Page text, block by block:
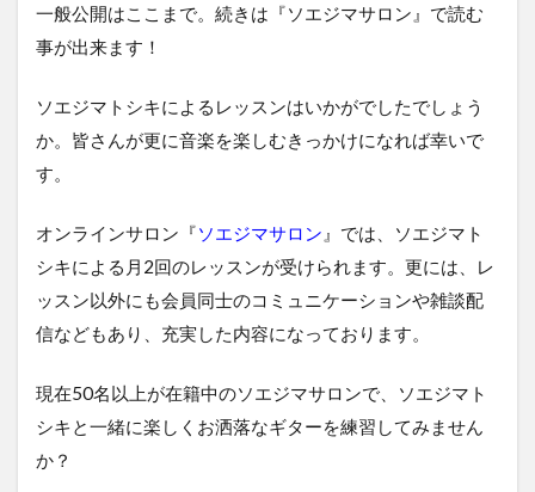
一般公開はここまで。続きは『ソエジマサロン』で読む
事が出来ます！
ソエジマトシキによるレッスンはいかがでしたでしょう
か。皆さんが更に音楽を楽しむきっかけになれば幸いで
す。
オンラインサロン『ソエジマサロン 』では、ソエジマト
シキによる月2回のレッスンが受けられます。更には、レ
ッスン以外にも会員同士のコミュニケーションや雑談配
信などもあり、充実した内容になっております。
現在50名以上が在籍中のソエジマサロンで、ソエジマト
シキと一緒に楽しくお洒落なギターを練習してみません
か？